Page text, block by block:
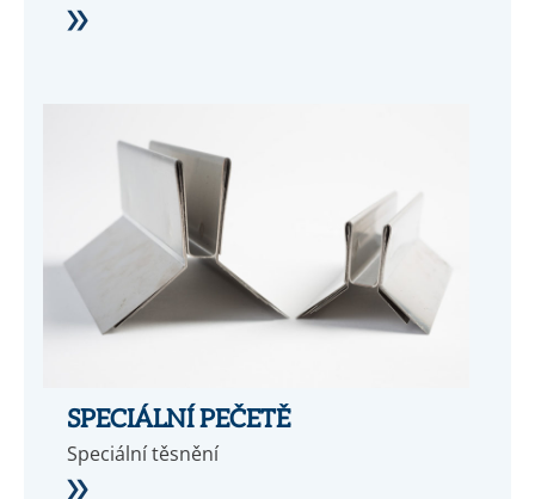
SPECIÁLNÍ PEČETĚ
Speciální těsnění